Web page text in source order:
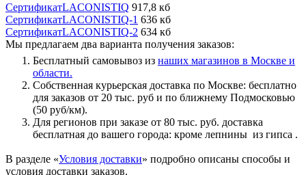
СертификатLACONISTIQ 917,8 кб
СертификатLACONISTIQ-1 636 кб
СертификатLACONISTIQ-2 634 кб
Мы предлагаем два варианта получения заказов:
Бесплатный самовывоз из наших магазинов в Москве и
области.
Собственная курьерская доставка по Москве: бесплатно
для заказов от 20 тыс. руб и по ближнему Подмосковью
(50 руб/км).
Для регионов при заказе от 80 тыс. руб. доставка
бесплатная до вашего города: кроме лепнины из гипса .
В разделе «Условия доставки» подробно описаны способы и
условия доставки заказов.